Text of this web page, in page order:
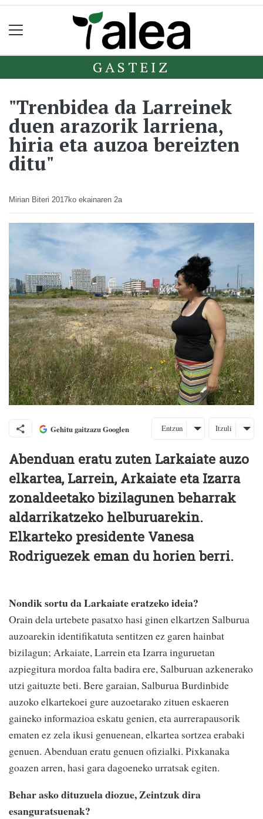
GASTEIZ
"Trenbidea da Larreinek
duen arazorik larriena,
hiria eta auzoa bereizten
ditu"
Mirian Biteri 2017ko ekainaren 2a
Gehitu gaitzazu Googlen Entzun Itzuli
Abenduan eratu zuten Larkaiate auzo
elkartea, Larrein, Arkaiate eta Izarra
zonaldeetako bizilagunen beharrak
aldarrikatzeko helburuarekin.
Elkarteko presidente Vanesa
Rodriguezek eman du horien berri.
Nondik sortu da Larkaiate eratzeko ideia?
Orain dela urtebete pasatxo hasi ginen elkartzen Salburua
auzoarekin identifikatuta sentitzen ez garen hainbat
bizilagun; Arkaiate, Larrein eta Izarra inguruetan
azpiegitura mordoa falta badira ere, Salburuan azkenerako
utzi gaituzte beti. Bere garaian, Salburua Burdinbide
auzoko elkartekoei gure auzoetarako zituen eskaeren
gaineko informazioa eskatu genien, eta aurrerapausorik
ematen ez zela ikusi genuenean, elkartea sortzea erabaki
genuen. Abenduan eratu genuen ofizialki. Pixkanaka
goazen arren, hasi gara dagoeneko urratsak egiten.
Behar asko dituzuela diozue, Zeintzuk dira
esanguratsuenak?